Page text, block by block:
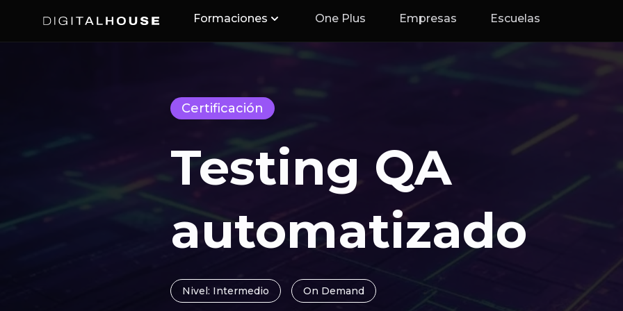
Digital House Formaciones One Plus Empresas Escuelas
Certificación
Testing QA
automatizado
Nivel: Intermedio On Demand